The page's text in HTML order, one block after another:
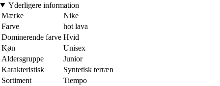
Yderligere information
Mærke
Nike
Farve
hot lava
Dominerende farve Hvid
Køn
Unisex
Aldersgruppe
Junior
Karakteristisk
Syntetisk terræn
Sortiment
Tiempo